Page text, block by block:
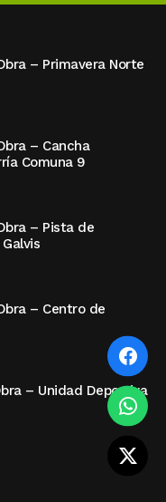
– Primavera Norte
– Cancha
Comuna 9
– Pista de
– Centro de
– Unidad Deportiva